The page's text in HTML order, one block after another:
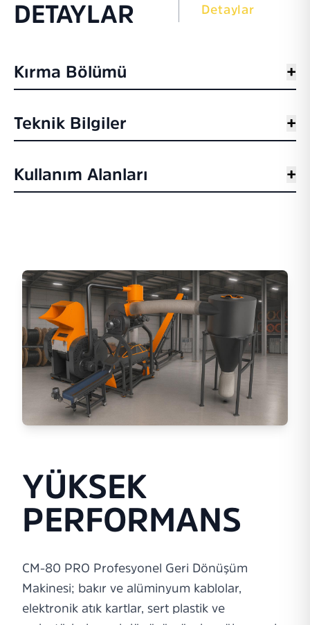
DETAYLAR
Detaylar
Kırma Bölümü +
Teknik Bilgiler +
Kullanım Alanları +
YÜKSEK
PERFORMANS
CM-80 PRO Profesyonel Geri Dönüşüm
Makinesi; bakır ve alüminyum kablolar,
elektronik atık kartlar, sert plastik ve